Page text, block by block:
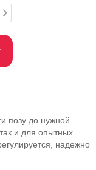
позу до нужной
и для опытных
надежно